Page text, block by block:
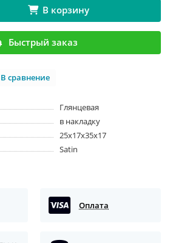
В корзину
Быстрый заказ
В сравнение
Глянцевая
в накладку
25х17х35х17
Satin
Оплата